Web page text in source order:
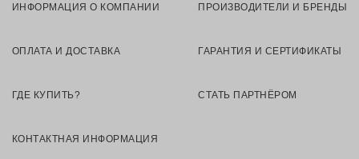
ИНФОРМАЦИЯ О КОМПАНИИ ПРОИЗВОДИТЕЛИ И БРЕНДЫ
ОПЛАТА И ДОСТАВКА ГАРАНТИЯ И СЕРТИФИКАТЫ
ГДЕ КУПИТЬ? СТАТЬ ПАРТНЁРОМ
КОНТАКТНАЯ ИНФОРМАЦИЯ